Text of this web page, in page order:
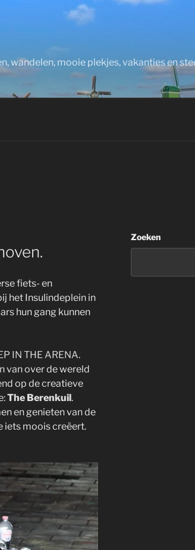
wandelen, mooie plekjes, vakanties en
fiets- en
het Insulindeplein in
hun gang kunnen
IN THE ARENA.
van over de wereld
op de creatieve
The Berenkuil.
en genieten van de
iets moois creëert.
Zoeken